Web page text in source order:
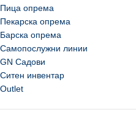
Пица опрема
Пекарска опрема
Барска опрема
Самопослужни линии
GN Садови
Ситен инвентар
Outlet